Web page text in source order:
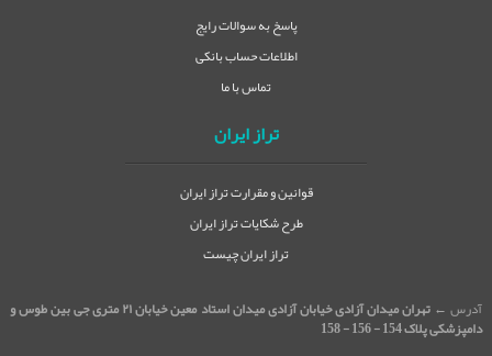
پاسخ به سوالات رایج
اطلاعات حساب بانکی
تماس با ما
تراز ایران
قوانین و مقرارت تراز ایران
طرح شکایات تراز ایران
تراز ایران چیست
آدرس ← تهران میدان آزادی خیابان آزادی میدان استاد معین خیابان ۲۱ متری جی بین طوس و
دامپزشکی پلاک 154 - 156 - 158